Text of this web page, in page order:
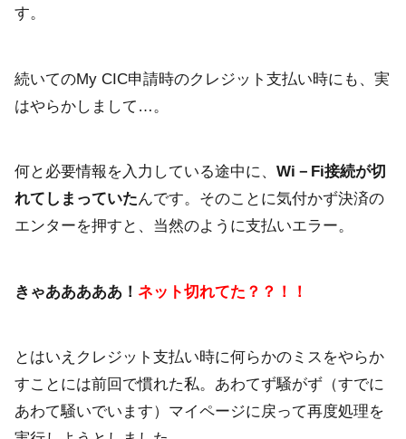
す。
続いてのMy CIC申請時のクレジット支払い時にも、実
はやらかしまして…。
何と必要情報を入力している途中に、 Wi－Fi接続が切
れてしまっていたんです。そのことに気付かず決済の
エンターを押すと、当然のように支払いエラー。
きゃあああああ！ ネット切れてた？？ ！！
とはいえクレジット支払い時に何らかのミスをやらか
すことには前回で慣れた私。あわてず騒がず（すでに
あわて騒いでいます）マイページに戻って再度処理を